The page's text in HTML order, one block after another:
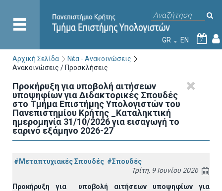
GR EN 7
Αρχική Σελίδα
Νέα - Ανακοινώσεις
Ανακοινώσεις / Προσκλήσεις
Προκήρυξη για υποβολή αιτήσεων
υποψηφίων για Διδακτορικές Σπουδές
στο Τμήμα Eπιστήμης Υπολογιστών του
Πανεπιστημίου Κρήτης _Καταληκτική
ημερομηνία 31/10/2026 για εισαγωγή το
εαρινό εξάμηνο 2026-27
#Μεταπτυχιακές Σπουδές #Σπουδές
Τρίτη, 9 Ιουνίου 2026
Προκήρυξη για υποβολή αιτήσεων υποψηφίων για